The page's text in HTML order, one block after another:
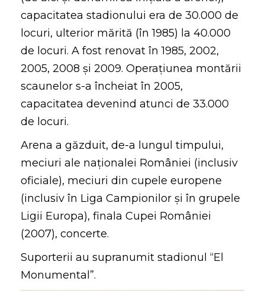
capacitatea stadionului era de 30.000 de
locuri, ulterior mărită (în 1985) la 40.000
de locuri. A fost renovat în 1985, 2002,
2005, 2008 și 2009. Operaţiunea montării
scaunelor s-a încheiat în 2005,
capacitatea devenind atunci de 33.000
de locuri.
Arena a găzduit, de-a lungul timpului,
meciuri ale naţionalei României (inclusiv
oficiale), meciuri din cupele europene
(inclusiv în Liga Campionilor şi în grupele
Ligii Europa), finala Cupei României
(2007), concerte.
Suporterii au supranumit stadionul “El
Monumental”.